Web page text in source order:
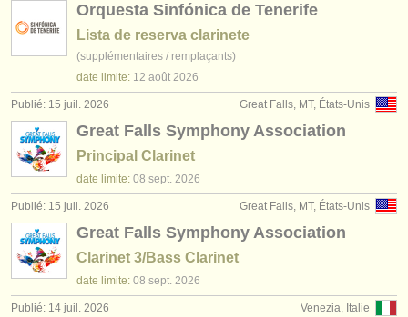
s'identifier
Orquesta Sinfónica de Tenerife
Lista de reserva clarinete
(supplémentaires / remplaçants)
date limite: 12 août 2026
Great Falls, MT, États-Unis
Publié: 15 juil. 2026
Great Falls Symphony Association
Principal Clarinet
date limite: 08 sept. 2026
Great Falls, MT, États-Unis
Publié: 15 juil. 2026
Great Falls Symphony Association
Clarinet 3/Bass Clarinet
date limite: 08 sept. 2026
Venezia, Italie
Publié: 14 juil. 2026